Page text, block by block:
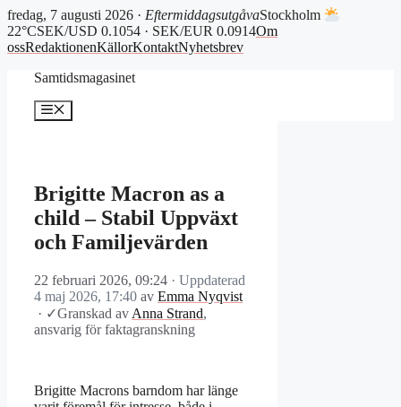
fredag, 7 augusti 2026 · EftermiddagsutgåvaStockholm
22°CSEK/USD 0.1054 · SEK/EUR 0.0914Om
ossRedaktionenKällorKontaktNyhetsbrev
Samtidsmagasinet
Meny
Brigitte Macron as a
child – Stabil Uppväxt
och Familjevärden
22 februari 2026, 09:24 · Uppdaterad
4 maj 2026, 17:40 av Emma Nyqvist
· ✓Granskad av Anna Strand,
ansvarig för faktagranskning
Brigitte Macrons barndom har länge